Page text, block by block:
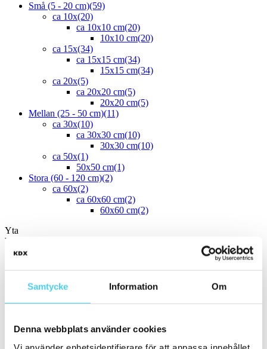
Samtycke Information Om
Denna webbplats använder cookies
Små (5 - 20 cm)(59)
ca 10x(20)
ca 10x10 cm(20)
10x10 cm(20)
ca 15x(34)
ca 15x15 cm(34)
15x15 cm(34)
ca 20x(5)
ca 20x20 cm(5)
20x20 cm(5)
Mellan (25 - 50 cm)(11)
ca 30x(10)
ca 30x30 cm(10)
30x30 cm(10)
ca 50x(1)
50x50 cm(1)
Stora (60 - 120 cm)(2)
ca 60x(2)
ca 60x60 cm(2)
60x60 cm(2)
Yta
Välj önskad yta:
Matt(14)
Slät(14)
Strukturerad
Polerad(1)
Kant
Välj önskad kant på plattan: